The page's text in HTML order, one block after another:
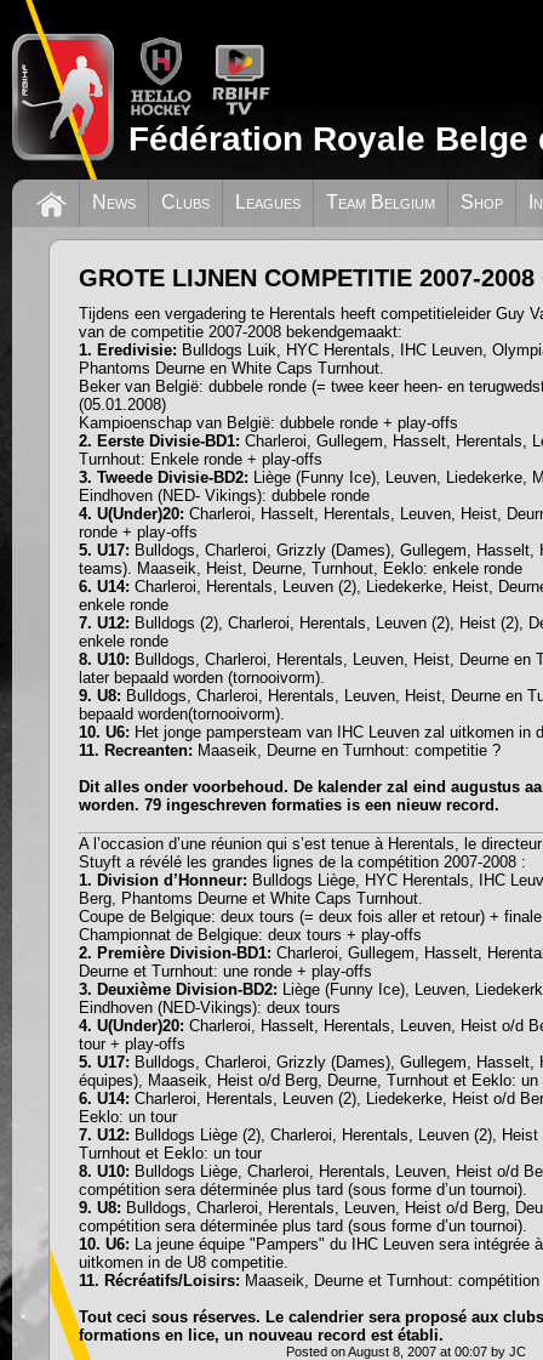
Fédération Royale
News Clubs Leagues Team Belgium Shop
GROTE LIJNEN COMPETITIE 2007-2008
Tijdens een vergadering te Herentals heeft competitieleider Guy
van de competitie 2007-2008 bekendgemaakt:
1. Eredivisie: Bulldogs Luik, HYC Herentals, IHC Leuven,
Phantoms Deurne en White Caps Turnhout.
Beker van België: dubbele ronde (= twee keer heen- en
(05.01.2008)
Kampioenschap van België: dubbele ronde + play-offs
2. Eerste Divisie-BD1: Charleroi, Gullegem, Hasselt, Herentals,
Turnhout: Enkele ronde + play-offs
3. Tweede Divisie-BD2: Liège (Funny Ice), Leuven, Liedekerke,
Eindhoven (NED- Vikings): dubbele ronde
4. U(Under)20: Charleroi, Hasselt, Herentals, Leuven, Heist,
ronde + play-offs
5. U17: Bulldogs, Charleroi, Grizzly (Dames), Gullegem, Hasselt,
teams). Maaseik, Heist, Deurne, Turnhout, Eeklo: enkele ronde
6. U14: Charleroi, Herentals, Leuven (2), Liedekerke, Heist,
enkele ronde
7. U12: Bulldogs (2), Charleroi, Herentals, Leuven (2), Heist (2),
enkele ronde
8. U10: Bulldogs, Charleroi, Herentals, Leuven, Heist, Deurne en
later bepaald worden (tornooivorm).
9. U8: Bulldogs, Charleroi, Herentals, Leuven, Heist, Deurne en
bepaald worden(tornooivorm).
10. U6: Het jonge pampersteam van IHC Leuven zal uitkomen in
11. Recreanten: Maaseik, Deurne en Turnhout: competitie ?
Dit alles onder voorbehoud. De kalender zal eind augustus
worden. 79 ingeschreven formaties is een nieuw record.
A l’occasion d’une réunion qui s’est tenue à Herentals, le
Stuyft a révélé les grandes lignes de la compétition 2007-2008 :
1. Division d’Honneur: Bulldogs Liège, HYC Herentals, IHC
Berg, Phantoms Deurne et White Caps Turnhout.
Coupe de Belgique: deux tours (= deux fois aller et retour) +
Championnat de Belgique: deux tours + play-offs
2. Première Division-BD1: Charleroi, Gullegem, Hasselt,
Deurne et Turnhout: une ronde + play-offs
3. Deuxième Division-BD2: Liège (Funny Ice), Leuven,
Eindhoven (NED-Vikings): deux tours
4. U(Under)20: Charleroi, Hasselt, Herentals, Leuven, Heist o/d
tour + play-offs
5. U17: Bulldogs, Charleroi, Grizzly (Dames), Gullegem, Hasselt,
équipes), Maaseik, Heist o/d Berg, Deurne, Turnhout et Eeklo: un
6. U14: Charleroi, Herentals, Leuven (2), Liedekerke, Heist o/d
Eeklo: un tour
7. U12: Bulldogs Liège (2), Charleroi, Herentals, Leuven (2),
Turnhout et Eeklo: un tour
8. U10: Bulldogs Liège, Charleroi, Herentals, Leuven, Heist o/d
compétition sera déterminée plus tard (sous forme d’un tournoi).
9. U8: Bulldogs, Charleroi, Herentals, Leuven, Heist o/d Berg,
compétition sera déterminée plus tard (sous forme d’un tournoi).
10. U6: La jeune équipe "Pampers" du IHC Leuven sera intégrée
uitkomen in de U8 competitie.
11. Récréatifs/Loisirs: Maaseik, Deurne et Turnhout: compétition
Tout ceci sous réserves. Le calendrier sera proposé aux
formations en lice, un nouveau record est établi.
Posted on August 8, 2007 at 00:07 by JC